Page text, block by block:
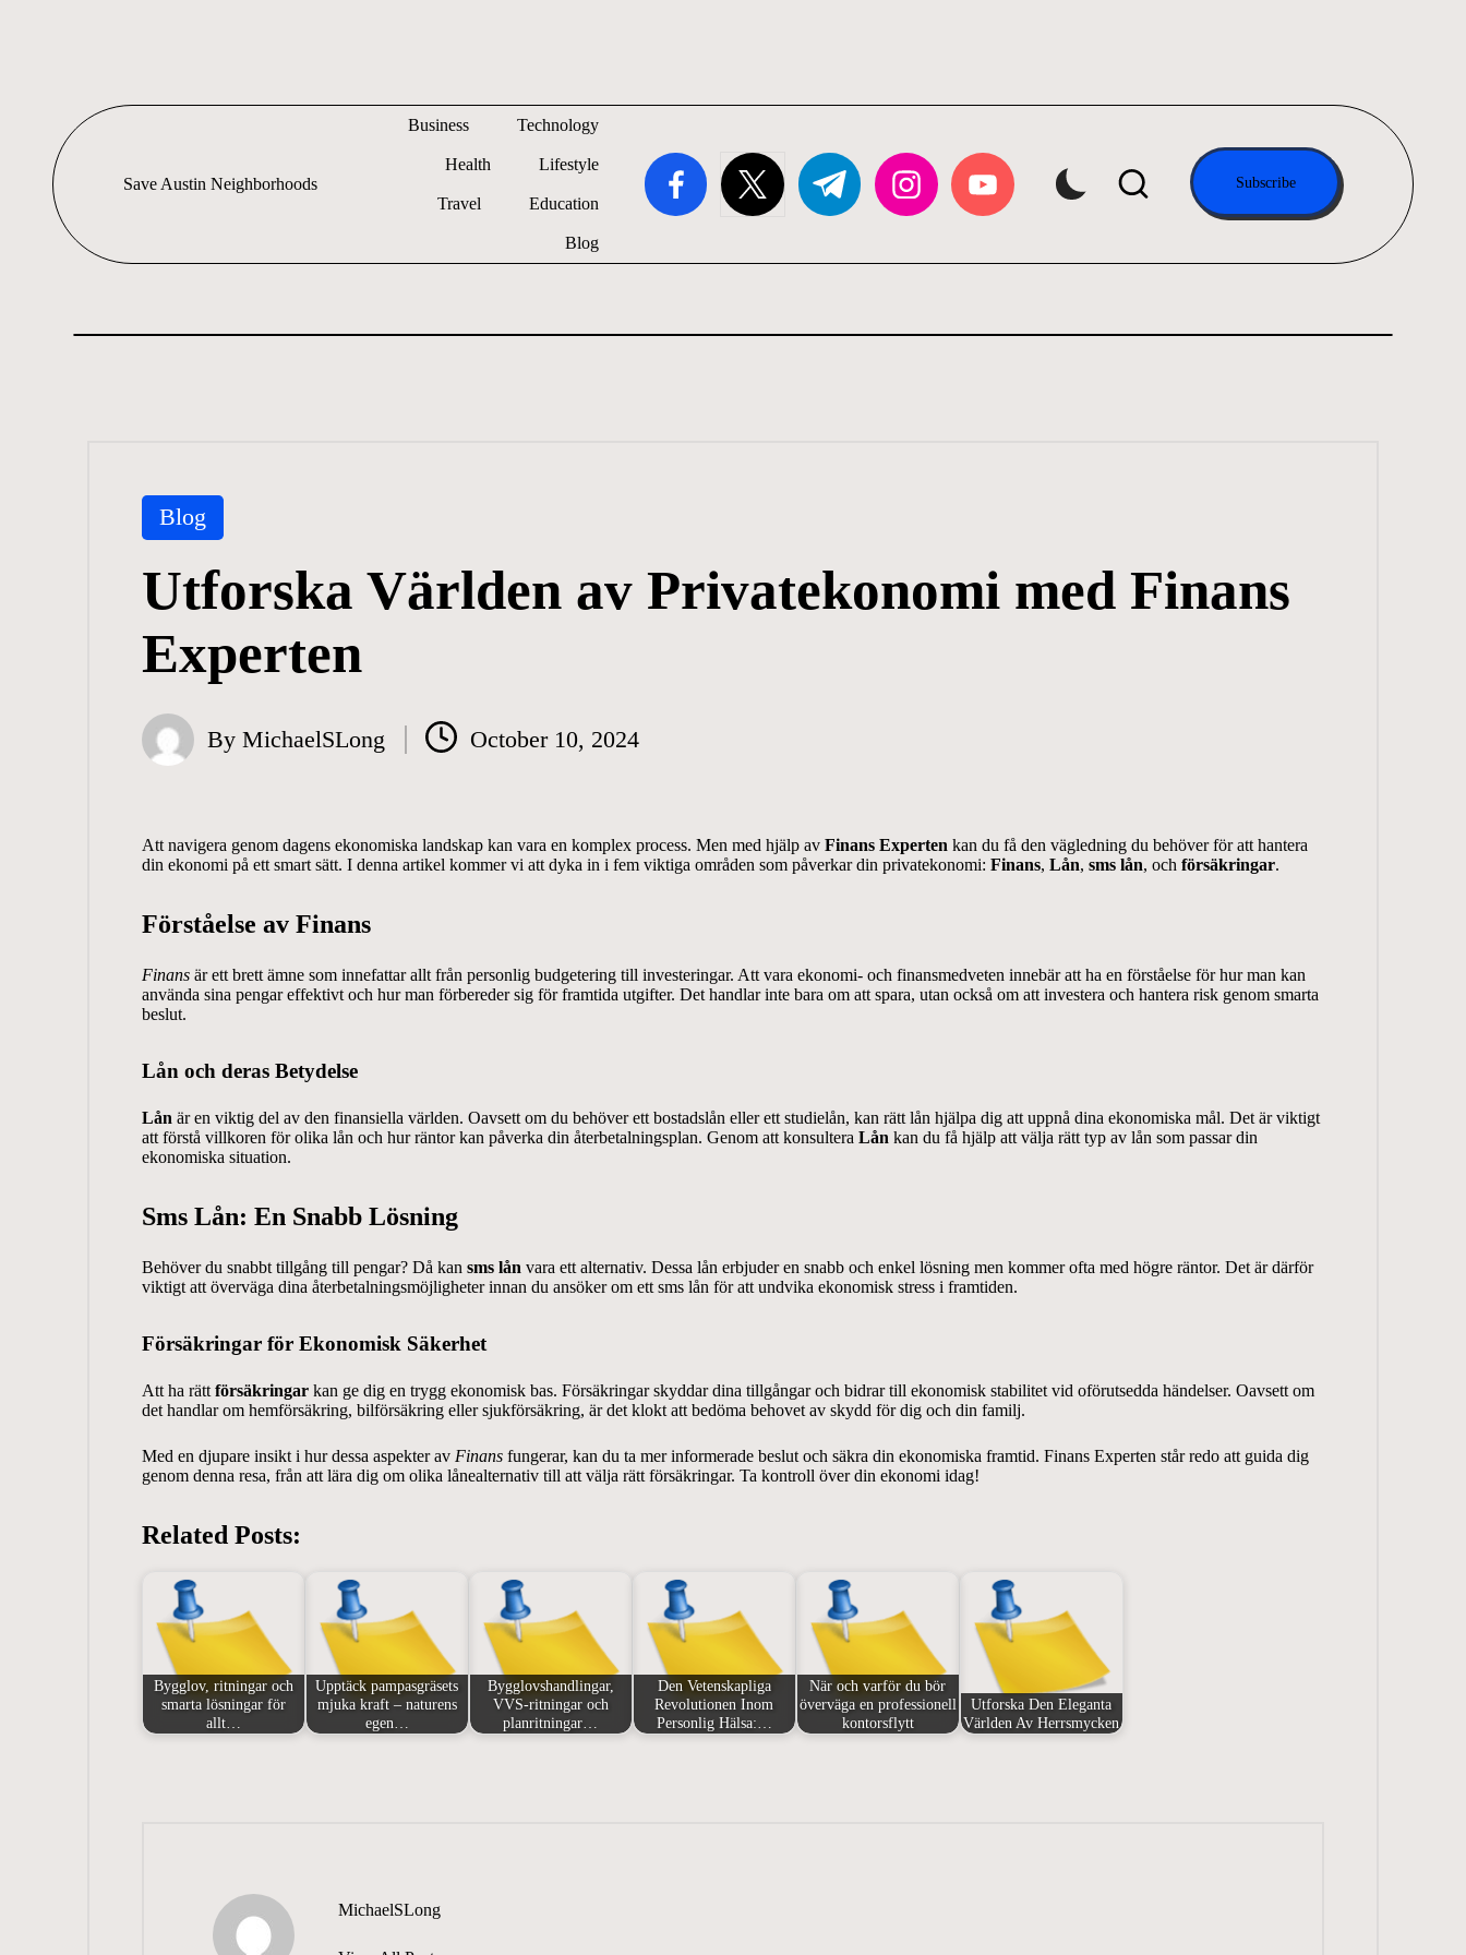
Save Austin Neighborhoods
exploring
Business Technology
Health Lifestyle
Travel Education
Blog
facebook.comtwitter.com t.me instagram.comyoutube.com
Subscribe
Posted
in
Blog
Utforska Världen av Privatekonomi med Finans
Experten
Posted
ByMichaelSLong October 10, 2024
Att navigera genom dagens ekonomiska landskap kan vara en komplex process. Men med hjälp av Finans Experten kan du få den vägledning du behöver för att hantera
din ekonomi på ett smart sätt. I denna artikel kommer vi att dyka in i fem viktiga områden som påverkar din privatekonomi: Finans, Lån, sms lån, och försäkringar.
Förståelse av Finans
Finansär ett brett ämne som innefattar allt från personlig budgetering till investeringar. Att vara ekonomi- och finansmedveten innebär att ha en förståelse för hur man kan
använda sina pengar effektivt och hur man förbereder sig för framtida utgifter. Det handlar inte bara om att spara, utan också om att investera och hantera risk genom smarta
beslut.
Lån och deras Betydelse
Lån är en viktig del av den finansiella världen. Oavsett om du behöver ett bostadslån eller ett studielån, kan rätt lån hjälpa dig att uppnå dina ekonomiska mål. Det är viktigt
att förstå villkoren för olika lån och hur räntor kan påverka din återbetalningsplan. Genom att konsultera Lån kan du få hjälp att välja rätt typ av lån som passar din
ekonomiska situation.
Sms Lån: En Snabb Lösning
Behöver du snabbt tillgång till pengar? Då kan sms lån vara ett alternativ. Dessa lån erbjuder en snabb och enkel lösning men kommer ofta med högre räntor. Det är därför
viktigt att överväga dina återbetalningsmöjligheter innan du ansöker om ett sms lån för att undvika ekonomisk stress i framtiden.
Försäkringar för Ekonomisk Säkerhet
Att ha rätt försäkringarkan ge dig en trygg ekonomisk bas. Försäkringar skyddar dina tillgångar och bidrar till ekonomisk stabilitet vid oförutsedda händelser. Oavsett om
det handlar om hemförsäkring, bilförsäkring eller sjukförsäkring, är det klokt att bedöma behovet av skydd för dig och din familj.
Med en djupare insikt i hur dessa aspekter av Finansfungerar, kan du ta mer informerade beslut och säkra din ekonomiska framtid. Finans Experten står redo att guida dig
genom denna resa, från att lära dig om olika lånealternativ till att välja rätt försäkringar. Ta kontroll över din ekonomi idag!
Related Posts:
Bygglov, ritningar och
smarta lösningar för
allt…
Upptäck pampasgräsets
mjuka kraft – naturens
egen…
Bygglovshandlingar,
VVS-ritningar och
planritningar…
Den Vetenskapliga
Revolutionen Inom
Personlig Hälsa:…
När och varför du bör
överväga en professionell
kontorsflytt
Utforska Den Eleganta
Världen Av Herrsmycken
MichaelSLong